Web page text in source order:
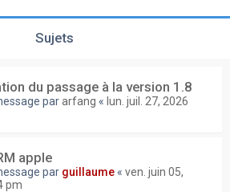
Sujets
du passage à la version 1.8
pararfang « lun. juil. 27, 2026
apple
par guillaume « ven. juin 05,
pm